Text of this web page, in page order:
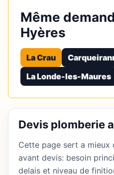
Même
Hyères
La Crau
La Londe-les-Maures
Devis plomberie
Cette page sert a mieux
avant devis: besoin
delais et niveau de